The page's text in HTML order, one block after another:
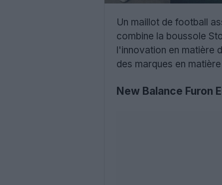
Un maillot de football
combine la boussole
l'innovation en matière
des marques en
New Balance Furon